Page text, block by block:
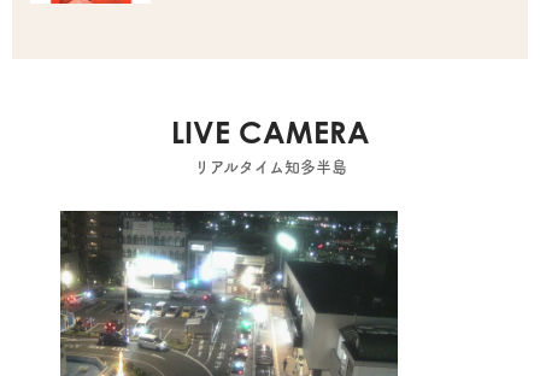
LIVE CAMERA
リアルタイム知多半島